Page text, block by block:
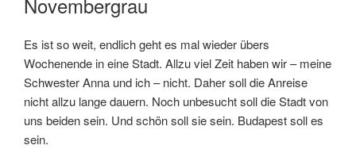
Es ist so weit, endlich geht es mal wieder übers
Wochenende in eine Stadt. Allzu viel Zeit haben wir – meine
Schwester Anna und ich – nicht. Daher soll die Anreise
nicht allzu lange dauern. Noch unbesucht soll die Stadt von
uns beiden sein. Und schön soll sie sein. Budapest soll es
sein.